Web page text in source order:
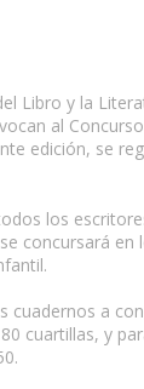
Libro y la
al
edición, se
los
concursará en
cuadernos a
cuartillas, y